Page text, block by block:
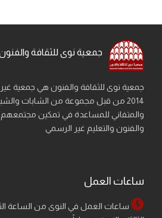
جمعية نوى للثقافة
جمعية نوى للثقافة والفنون هي جمعية
2014 من قبل مجموعة من الشابات
والمتفاني للمساعدة في تمكين مجتمعهم
والفنون والتعليم غير الرسمي
ساعات العمل
ساعات العمل في النوى من الساعة